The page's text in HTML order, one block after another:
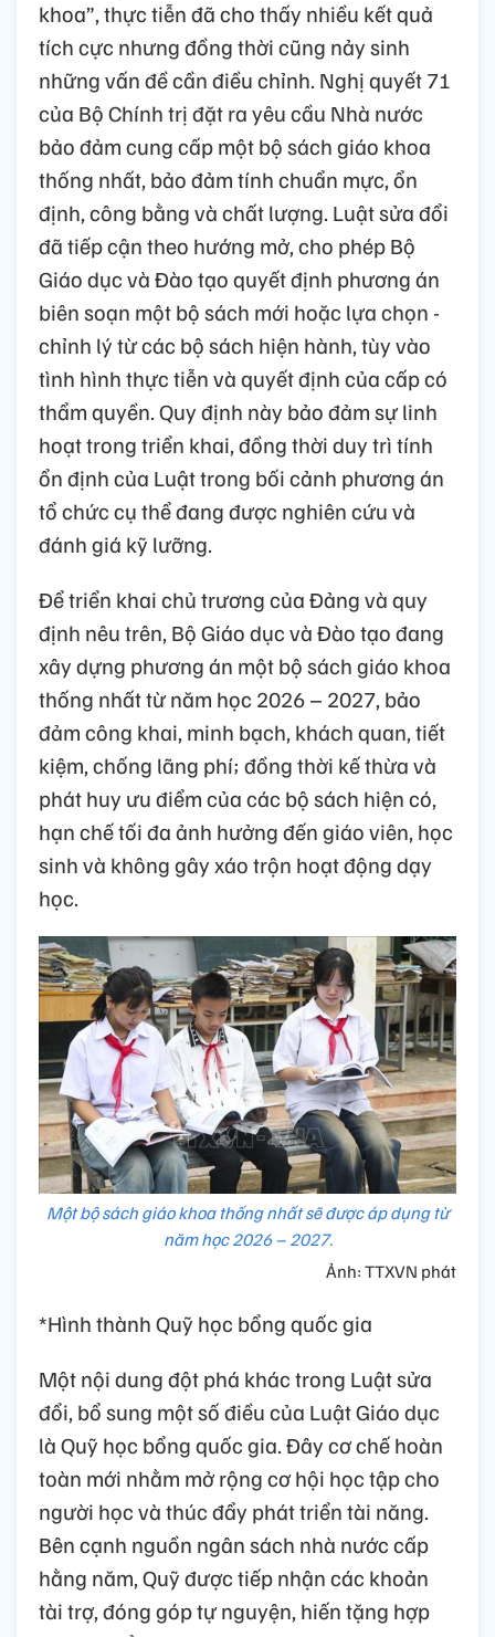
khoa”, thực tiễn đã cho thấy nhiều kết quả
tích cực nhưng đồng thời cũng nảy sinh
những vấn đề cần điều chỉnh. Nghị quyết 71
của Bộ Chính trị đặt ra yêu cầu Nhà nước
bảo đảm cung cấp một bộ sách giáo khoa
thống nhất, bảo đảm tính chuẩn mực, ổn
định, công bằng và chất lượng. Luật sửa đổi
đã tiếp cận theo hướng mở, cho phép Bộ
Giáo dục và Đào tạo quyết định phương án
biên soạn một bộ sách mới hoặc lựa chọn -
chỉnh lý từ các bộ sách hiện hành, tùy vào
tình hình thực tiễn và quyết định của cấp có
thẩm quyền. Quy định này bảo đảm sự linh
hoạt trong triển khai, đồng thời duy trì tính
ổn định của Luật trong bối cảnh phương án
tổ chức cụ thể đang được nghiên cứu và
đánh giá kỹ lưỡng.
Để triển khai chủ trương của Đảng và quy
định nêu trên, Bộ Giáo dục và Đào tạo đang
xây dựng phương án một bộ sách giáo khoa
thống nhất từ năm học 2026 – 2027, bảo
đảm công khai, minh bạch, khách quan, tiết
kiệm, chống lãng phí; đồng thời kế thừa và
phát huy ưu điểm của các bộ sách hiện có,
hạn chế tối đa ảnh hưởng đến giáo viên, học
sinh và không gây xáo trộn hoạt động dạy
học.
Một bộ sách giáo khoa thống nhất sẽ được áp dụng từ
năm học 2026 – 2027.
Ảnh: TTXVN phát
*Hình thành Quỹ học bổng quốc gia
Một nội dung đột phá khác trong Luật sửa
đổi, bổ sung một số điều của Luật Giáo dục
là Quỹ học bổng quốc gia. Đây cơ chế hoàn
toàn mới nhằm mở rộng cơ hội học tập cho
người học và thúc đẩy phát triển tài năng.
Bên cạnh nguồn ngân sách nhà nước cấp
hằng năm, Quỹ được tiếp nhận các khoản
tài trợ, đóng góp tự nguyện, hiến tặng hợp